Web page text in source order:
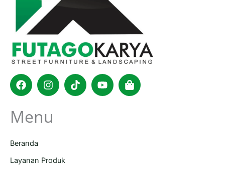
FacebookInstagram
TiktokYoutubeShopping-
bag
Menu
Beranda
Layanan Produk